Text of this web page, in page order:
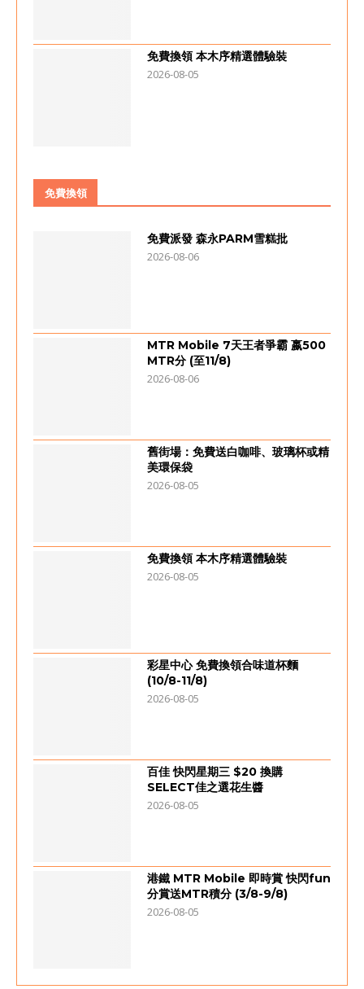
免費換領 本木序精選體驗裝
2026-08-05
免費換領
免費派發 森永PARM雪糕批
2026-08-06
MTR Mobile 7天王者爭霸 嬴500
MTR分 (至11/8)
2026-08-06
舊街場：免費送白咖啡、玻璃杯或精
美環保袋
2026-08-05
免費換領 本木序精選體驗裝
2026-08-05
彩星中心 免費換領合味道杯麵
(10/8-11/8)
2026-08-05
百佳 快閃星期三 $20 換購
SELECT佳之選花生醬
2026-08-05
港鐵 MTR Mobile 即時賞 快閃fun
分賞送MTR積分 (3/8-9/8)
2026-08-05